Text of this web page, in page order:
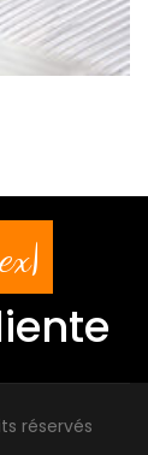
réservés